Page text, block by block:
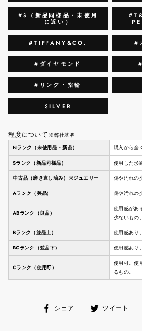
#S（新品同様品・未使用
に近い）
#TIFFANY&CO. #
#ダイヤモンド
#リング・指輪
SILVER
程度について ※弊社基準
Nランク（未使用品・新品）
購入から全
Sランク（新品同様品） 使用した形
中古品（磨き直し済み）※ジュエリー 傷や汚れの
Aランク（美品） 傷や汚れの
ABランク（良品）
使用感があ
少ないもの。
Bランク（並品上） 使用感あり
BCランク（並品下） 使用感あり
Cランク（使用可）
使用可。使
るもの。
シェア
facebookツイート